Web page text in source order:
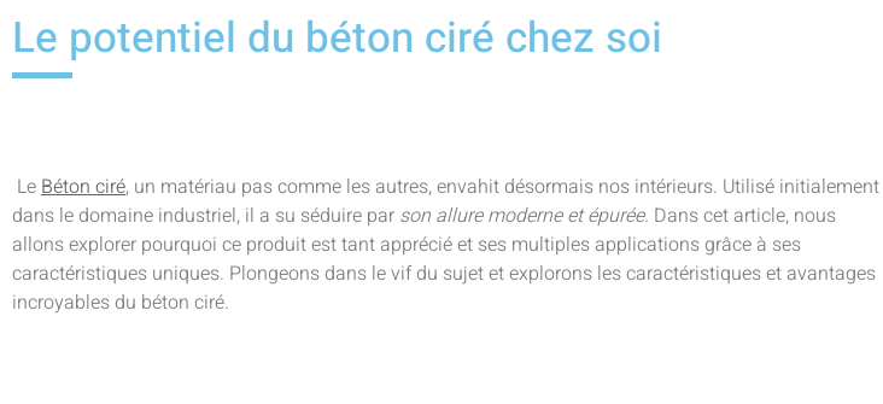
Le potentiel du béton ciré chez soi
LeBéton ciré, un matériau pas comme les autres, envahit désormais nos intérieurs. Utilisé initialement
dans le domaine industriel, il a su séduire par son allure moderne et épurée. Dans cet article, nous
allons explorer pourquoi ce produit est tant apprécié et ses multiples applications grâce à ses
caractéristiques uniques. Plongeons dans le vif du sujet et explorons les caractéristiques et avantages
incroyables du béton ciré.